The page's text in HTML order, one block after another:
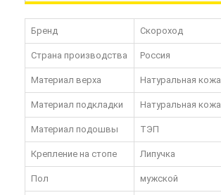
Бренд Скороход
Страна производства Россия
Материал верха Натуральная кожа
Материал подкладки Натуральная кожа
Материал подошвы ТЭП
Крепление на стопе Липучка
Пол мужской